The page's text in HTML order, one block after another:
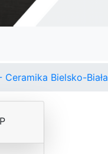
Bielsko-Biała